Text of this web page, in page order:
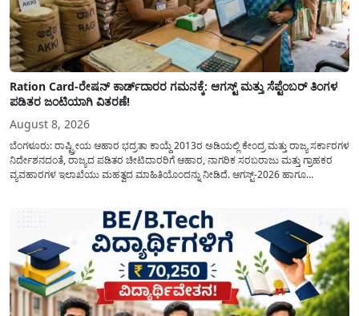
Ration Card-ರೇಷನ್ ಕಾರ್ಡ್‍ದಾರರ ಗಮನಕ್ಕೆ: ಆಗಸ್ಟ್ ಮತ್ತು ಸೆಪ್ಟೆಂಬರ್ ತಿಂಗಳ
ಪಡಿತರ ಜಂಟಿಯಾಗಿ ವಿತರಣೆ!
August 8, 2026
ಬೆಂಗಳೂರು: ರಾಷ್ಟ್ರೀಯ ಆಹಾರ ಭದ್ರತಾ ಕಾಯ್ದೆ 2013ರ ಅಡಿಯಲ್ಲಿ ಕೇಂದ್ರ ಮತ್ತು ರಾಜ್ಯ ಸರ್ಕಾರಗಳ
ನಿರ್ದೇಶನದಂತೆ, ರಾಜ್ಯದ ಪಡಿತರ ಚೀಟಿದಾರರಿಗೆ ಆಹಾರ, ನಾಗರಿಕ ಸರಬರಾಜು ಮತ್ತು ಗ್ರಾಹಕರ
ವ್ಯವಹಾರಗಳ ಇಲಾಖೆಯು ಮಹತ್ವದ ಮಾಹಿತಿಯೊಂದನ್ನು ನೀಡಿದೆ. ಆಗಸ್ಟ್-2026 ಹಾಗೂ